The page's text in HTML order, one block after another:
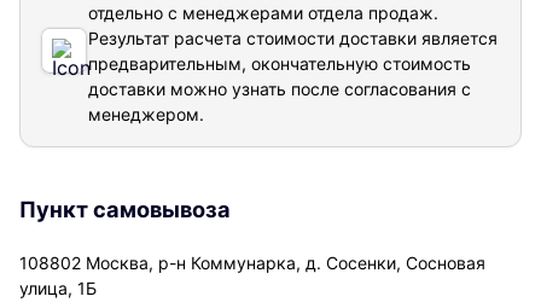
отдельно с менеджерами отдела продаж.
Результат расчета стоимости доставки является
предварительным, окончательную стоимость
доставки можно узнать после согласования с
менеджером.
Пункт самовывоза
108802 Москва, р-н Коммунарка, д. Сосенки, Сосновая
улица, 1Б